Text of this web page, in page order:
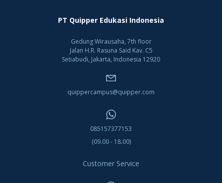
PT Quipper Edukasi Indonesia
Gedung Wirausaha, 7th floor
Jalan H.R. Rasuna Said Kav. C5
Setiabudi, Jakarta, Indonesia 12920
quippercampus@quipper.com
085157377153
(09.00 - 18.00)
Customer Service